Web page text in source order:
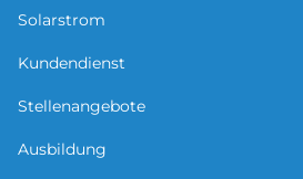
Solarstrom
Kundendienst
Stellenangebote
Ausbildung